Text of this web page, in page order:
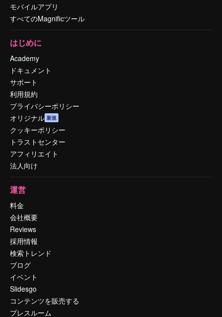
モバイルアプリ
すべてのMagnificツール
はじめに
Academy
ドキュメント
サポート
利用規約
プライバシーポリシー
オリジナル 新規
クッキーポリシー
トラストセンター
アフィリエイト
法人向け
運営
料金
会社概要
Reviews
採用情報
検索トレンド
ブログ
イベント
Slidesgo
コンテンツを販売する
プレスルーム